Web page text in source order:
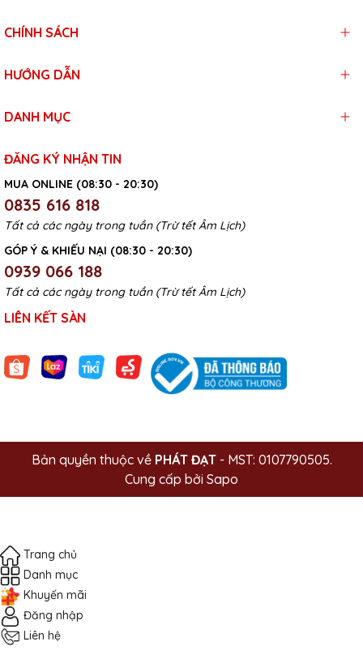
CHÍNH SÁCH
HƯỚNG DẪN
DANH MỤC
ĐĂNG KÝ NHẬN TIN
MUA ONLINE (08:30 - 20:30)
0835 616 818
Tất cả các ngày trong tuần (Trừ tết Âm Lịch)
GÓP Ý & KHIẾU NẠI (08:30 - 20:30)
0939 066 188
Tất cả các ngày trong tuần (Trừ tết Âm Lịch)
LIÊN KẾT SÀN
Bản quyền thuộc về PHÁT ĐẠT- MST: 0107790505.
Cung cấp bởi Sapo
Trang chủ
Danh mục
Khuyến mãi
Đăng nhập
Liên hệ